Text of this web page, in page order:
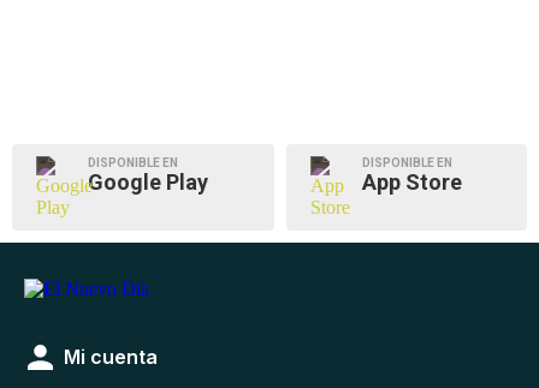
DISPONIBLE EN
Google Play
DISPONIBLE EN
App Store
Mi cuenta